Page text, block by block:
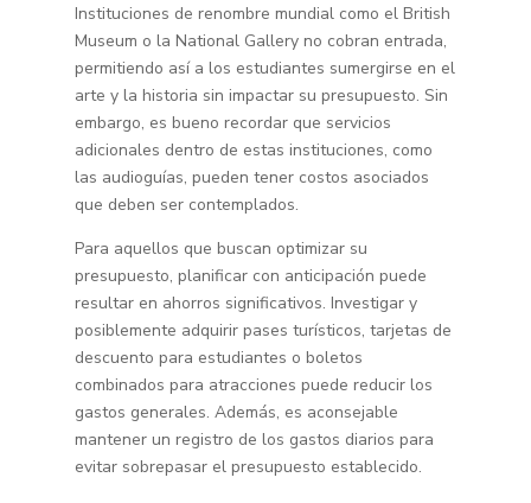
Instituciones de renombre mundial como el British
Museum o la National Gallery no cobran entrada,
permitiendo así a los estudiantes sumergirse en el
arte y la historia sin impactar su presupuesto. Sin
embargo, es bueno recordar que servicios
adicionales dentro de estas instituciones, como
las audioguías, pueden tener costos asociados
que deben ser contemplados.
Para aquellos que buscan optimizar su
presupuesto, planificar con anticipación puede
resultar en ahorros significativos. Investigar y
posiblemente adquirir pases turísticos, tarjetas de
descuento para estudiantes o boletos
combinados para atracciones puede reducir los
gastos generales. Además, es aconsejable
mantener un registro de los gastos diarios para
evitar sobrepasar el presupuesto establecido.